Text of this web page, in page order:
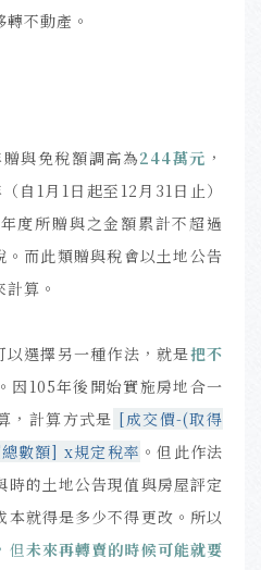
轉不動產。
與免稅額調高為244萬元 ，
自1月1日起至12月31日止）
度所贈與之金額累計不超過
而此類贈與稅會以土地公告
算。
選擇另一種作法，就是把不
。因105年後開始實施房地合一
， 計算方式是 [成交價-(取得
數額] x規定稅率 。但此作法
的土地公告現值與房屋評定
就得是多少不得更改。所以
，但未來再轉賣的時候可能就要